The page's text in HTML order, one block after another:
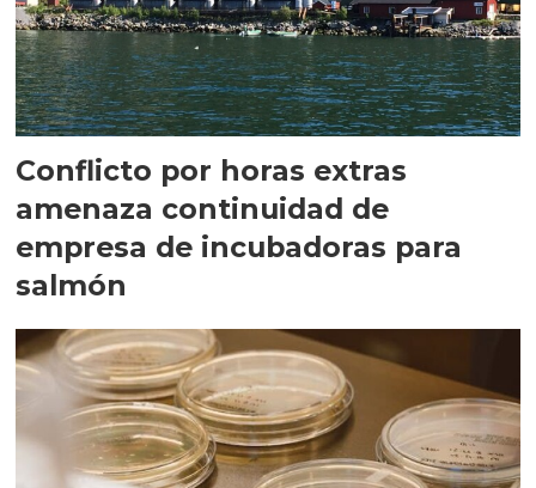
Conflicto por horas extras
amenaza continuidad de
empresa de incubadoras para
salmón